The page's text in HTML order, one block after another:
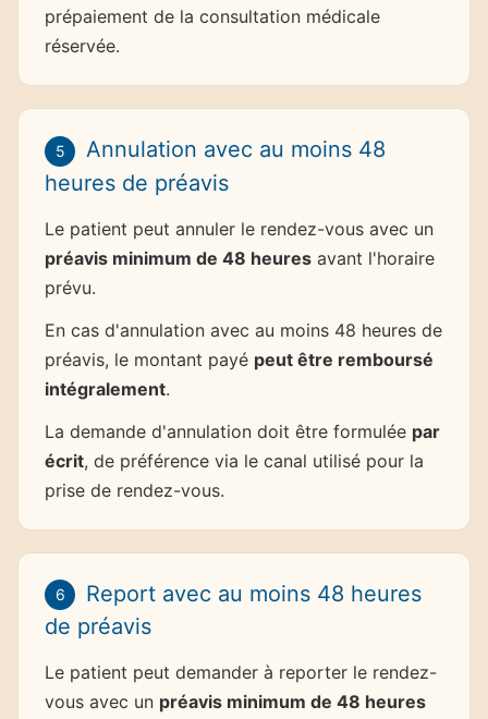
prépaiement de la consultation médicale
réservée.
5
Annulation avec au moins 48
heures de préavis
Le patient peut annuler le rendez-vous avec un
préavis minimum de 48 heures avant l'horaire
prévu.
En cas d'annulation avec au moins 48 heures de
préavis, le montant payé peut être remboursé
intégralement.
La demande d'annulation doit être formulée par
écrit, de préférence via le canal utilisé pour la
prise de rendez-vous.
6
Report avec au moins 48 heures
de préavis
Le patient peut demander à reporter le rendez-
vous avec un préavis minimum de 48 heures